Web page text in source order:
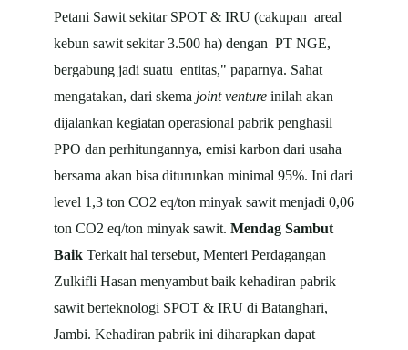
Petani Sawit sekitar SPOT & IRU (cakupan areal
kebun sawit sekitar 3.500 ha) dengan PT NGE,
bergabung jadi suatu entitas," paparnya. Sahat
mengatakan, dari skema joint venture inilah akan
dijalankan kegiatan operasional pabrik penghasil
PPO dan perhitungannya, emisi karbon dari usaha
bersama akan bisa diturunkan minimal 95%. Ini dari
level 1,3 ton CO2 eq/ton minyak sawit menjadi 0,06
ton CO2 eq/ton minyak sawit. Mendag Sambut
Baik Terkait hal tersebut, Menteri Perdagangan
Zulkifli Hasan menyambut baik kehadiran pabrik
sawit berteknologi SPOT & IRU di Batanghari,
Jambi. Kehadiran pabrik ini diharapkan dapat